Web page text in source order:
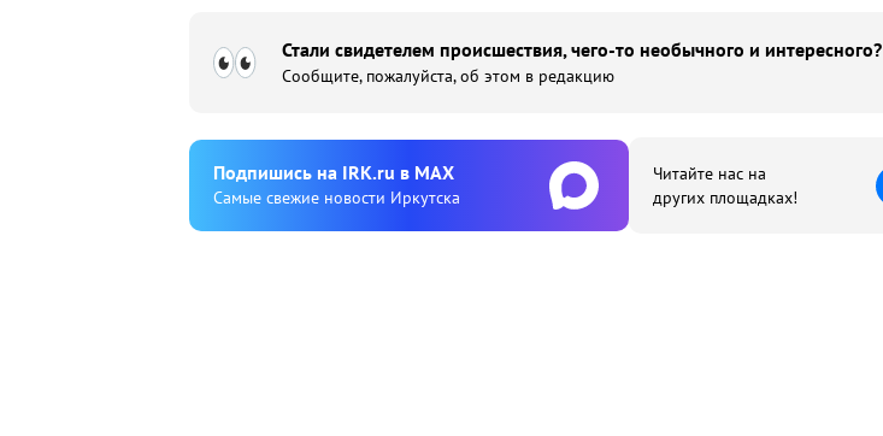
Стали свидетелем происшествия, чего-то необычного и интересного?
Сообщите, пожалуйста, об этом в редакцию
Подпишиcь на IRK.ru в MAX
Cамые свежие новости Иркутска
Читайте нас на
других площадках!